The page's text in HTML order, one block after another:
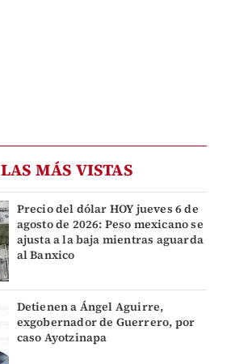
LAS MÁS VISTAS
Precio del dólar HOY jueves 6 de
agosto de 2026: Peso mexicano se
ajusta a la baja mientras aguarda
al Banxico
Detienen a Ángel Aguirre,
exgobernador de Guerrero, por
caso Ayotzinapa